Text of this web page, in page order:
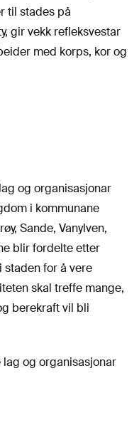
til stades på
gir vekk refleksvestar
med korps, kor og
og organisasjonar
i kommunane
Sande, Vanylven,
blir fordelte etter
for å vere
skal treffe mange,
berekraft vil bli
og organisasjonar